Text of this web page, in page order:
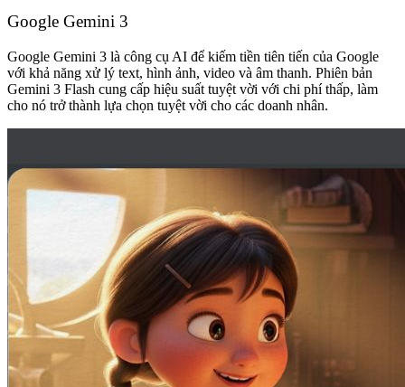
Google Gemini 3
Google Gemini 3 là công cụ AI để kiếm tiền tiên tiến của Google
với khả năng xử lý text, hình ảnh, video và âm thanh. Phiên bản
Gemini 3 Flash cung cấp hiệu suất tuyệt vời với chi phí thấp, làm
cho nó trở thành lựa chọn tuyệt vời cho các doanh nhân.